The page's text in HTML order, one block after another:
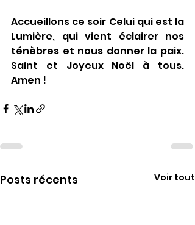
Accueillons ce soir Celui qui est la
Lumière, qui vient éclairer nos
ténèbres et nous donner la paix.
Saint et Joyeux Noël à tous.
Amen !
Posts récents Voir tout